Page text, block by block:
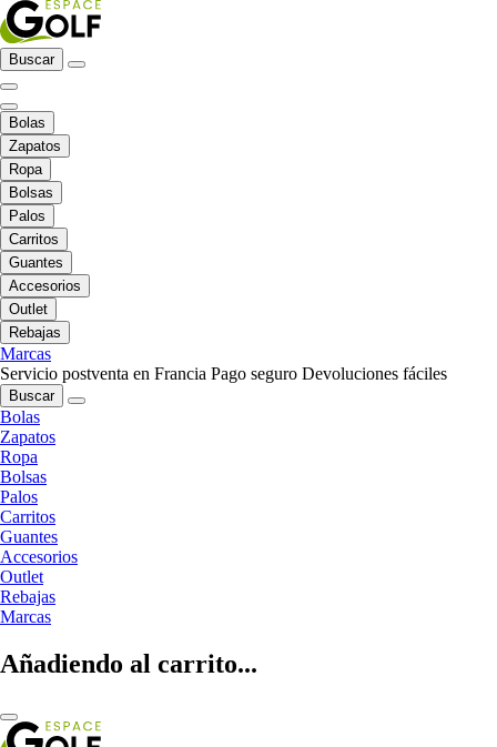
Buscar
Bolas
Zapatos
Ropa
Bolsas
Palos
Carritos
Guantes
Accesorios
Outlet
Rebajas
Marcas
Servicio postventa en Francia Pago seguro Devoluciones fáciles
Buscar
Bolas
Zapatos
Ropa
Bolsas
Palos
Carritos
Guantes
Accesorios
Outlet
Rebajas
Marcas
Añadiendo al carrito...